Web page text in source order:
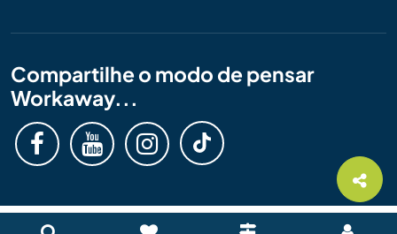
Compartilhe o modo de pensar
Workaway...